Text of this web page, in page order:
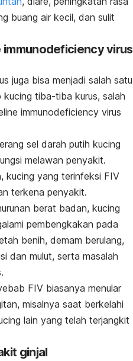
buang air kecil, dan sulit
immunodeficiency virus
juga bisa menjadi salah satu
kucing tiba-tiba kurus, salah
immunodeficiency virus
sel darah putih kucing
melawan penyakit.
kucing yang terinfeksi FIV
terkena penyakit.
berat badan, kucing
pembengkakan pada
benih, demam berulang,
dan mulut, serta masalah
FIV biasanya menular
misalnya saat berkelahi
lain yang telah terjangkit
ginjal